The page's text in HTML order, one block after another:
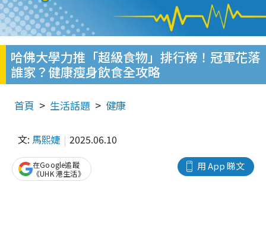
哈佛大學力推「超級食物」排行榜！冠軍花落
誰家？健康瘦身飲食全攻略
首頁 生活話題 健康
文: 馬熙婕 2025.06.10
用 App 睇文
在Google追蹤
《UHK 港生活》